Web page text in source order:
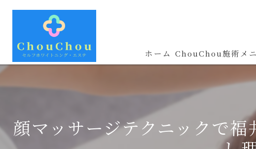
ホーム ChouChou施術メ
顔マッサージテクニックで